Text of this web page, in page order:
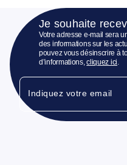
Je souhaite
Votre adresse e-mail sera
des informations sur les
pouvez vous désinscrire à
d’informations,cliquez ici.
Indiquez votre email